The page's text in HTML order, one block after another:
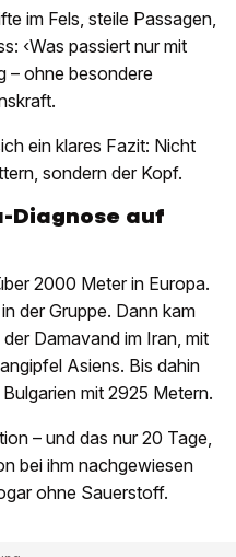
im Fels, steile Passagen,
‹Was passiert nur mit
– ohne besondere
ein klares Fazit: Nicht
sondern der Kopf.
Diagnose auf
2000 Meter in Europa.
der Gruppe. Dann kam
Damavand im Iran, mit
Asiens. Bis dahin
mit 2925 Metern.
– und das nur 20 Tage,
bei ihm nachgewiesen
ohne Sauerstoff.